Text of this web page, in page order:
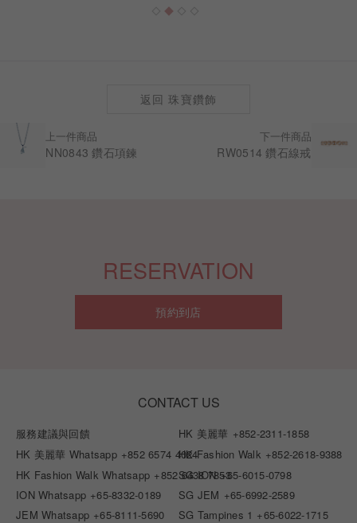
上一件商品
NN0843 鑽石項鍊
下一件商品
RW0514 鑽石線戒
返回 珠寶鑽飾
RESERVATION
預約到店
CONTACT US
服務建議與回饋 HK 美麗華 +852-2311-1858
HK 美麗華 Whatsapp +852 6574 4024HK Fashion Walk +852-2618-9388
HK Fashion Walk Whatsapp +852 6438 7853
SG ION +65-6015-0798
ION Whatsapp +65-8332-0189 SG JEM +65-6992-2589
JEM Whatsapp +65-8111-5690 SG Tampines 1 +65-6022-1715